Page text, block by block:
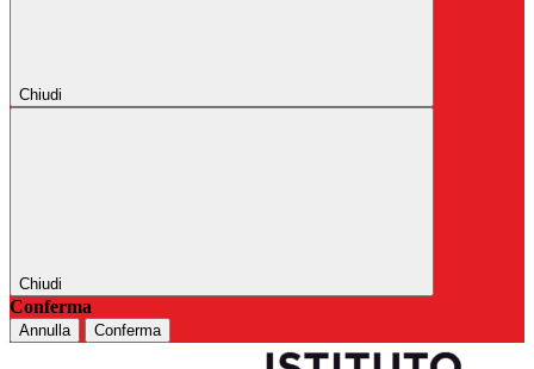
Chiudi
Chiudi
Conferma
Annulla Conferma